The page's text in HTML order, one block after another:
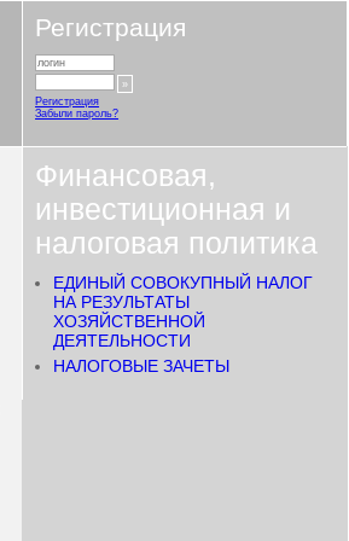
Регистрация
Регистрация
Забыли пароль?
Финансовая,
инвестиционная и
налоговая политика
ЕДИНЫЙ СОВОКУПНЫЙ НАЛОГ
НА РЕЗУЛЬТАТЫ
ХОЗЯЙСТВЕННОЙ
ДЕЯТЕЛЬНОСТИ
НАЛОГОВЫЕ ЗАЧЕТЫ